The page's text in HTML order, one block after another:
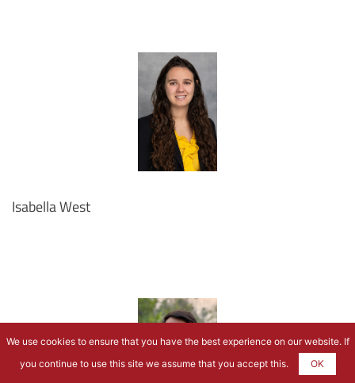
Isabella West
We use cookies to ensure that you have the best experience on our website. If
you continue to use this site we assume that you accept this.
OK